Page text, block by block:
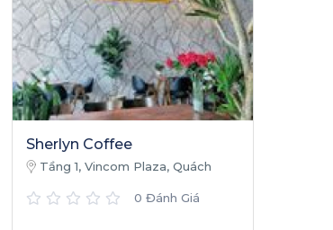
Sherlyn Coffee
Tầng 1, Vincom Plaza, Quách
Quảng Bình
0 Đánh Giá